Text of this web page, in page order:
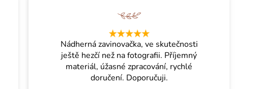
Nádherná zavinovačka, ve skutečnosti
ještě hezčí než na fotografii. Příjemný
materiál, úžasné zpracování, rychlé
doručení. Doporučuji.